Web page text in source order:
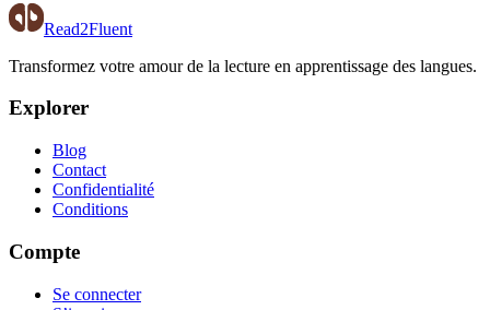
Read2Fluent
Transformez votre amour de la lecture en apprentissage des langues.
Explorer
Blog
Contact
Confidentialité
Conditions
Compte
Se connecter